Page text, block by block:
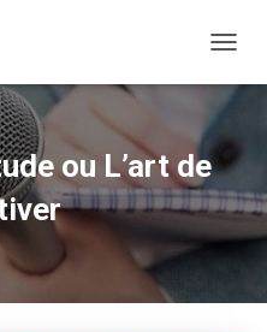
LA
ou L’art de